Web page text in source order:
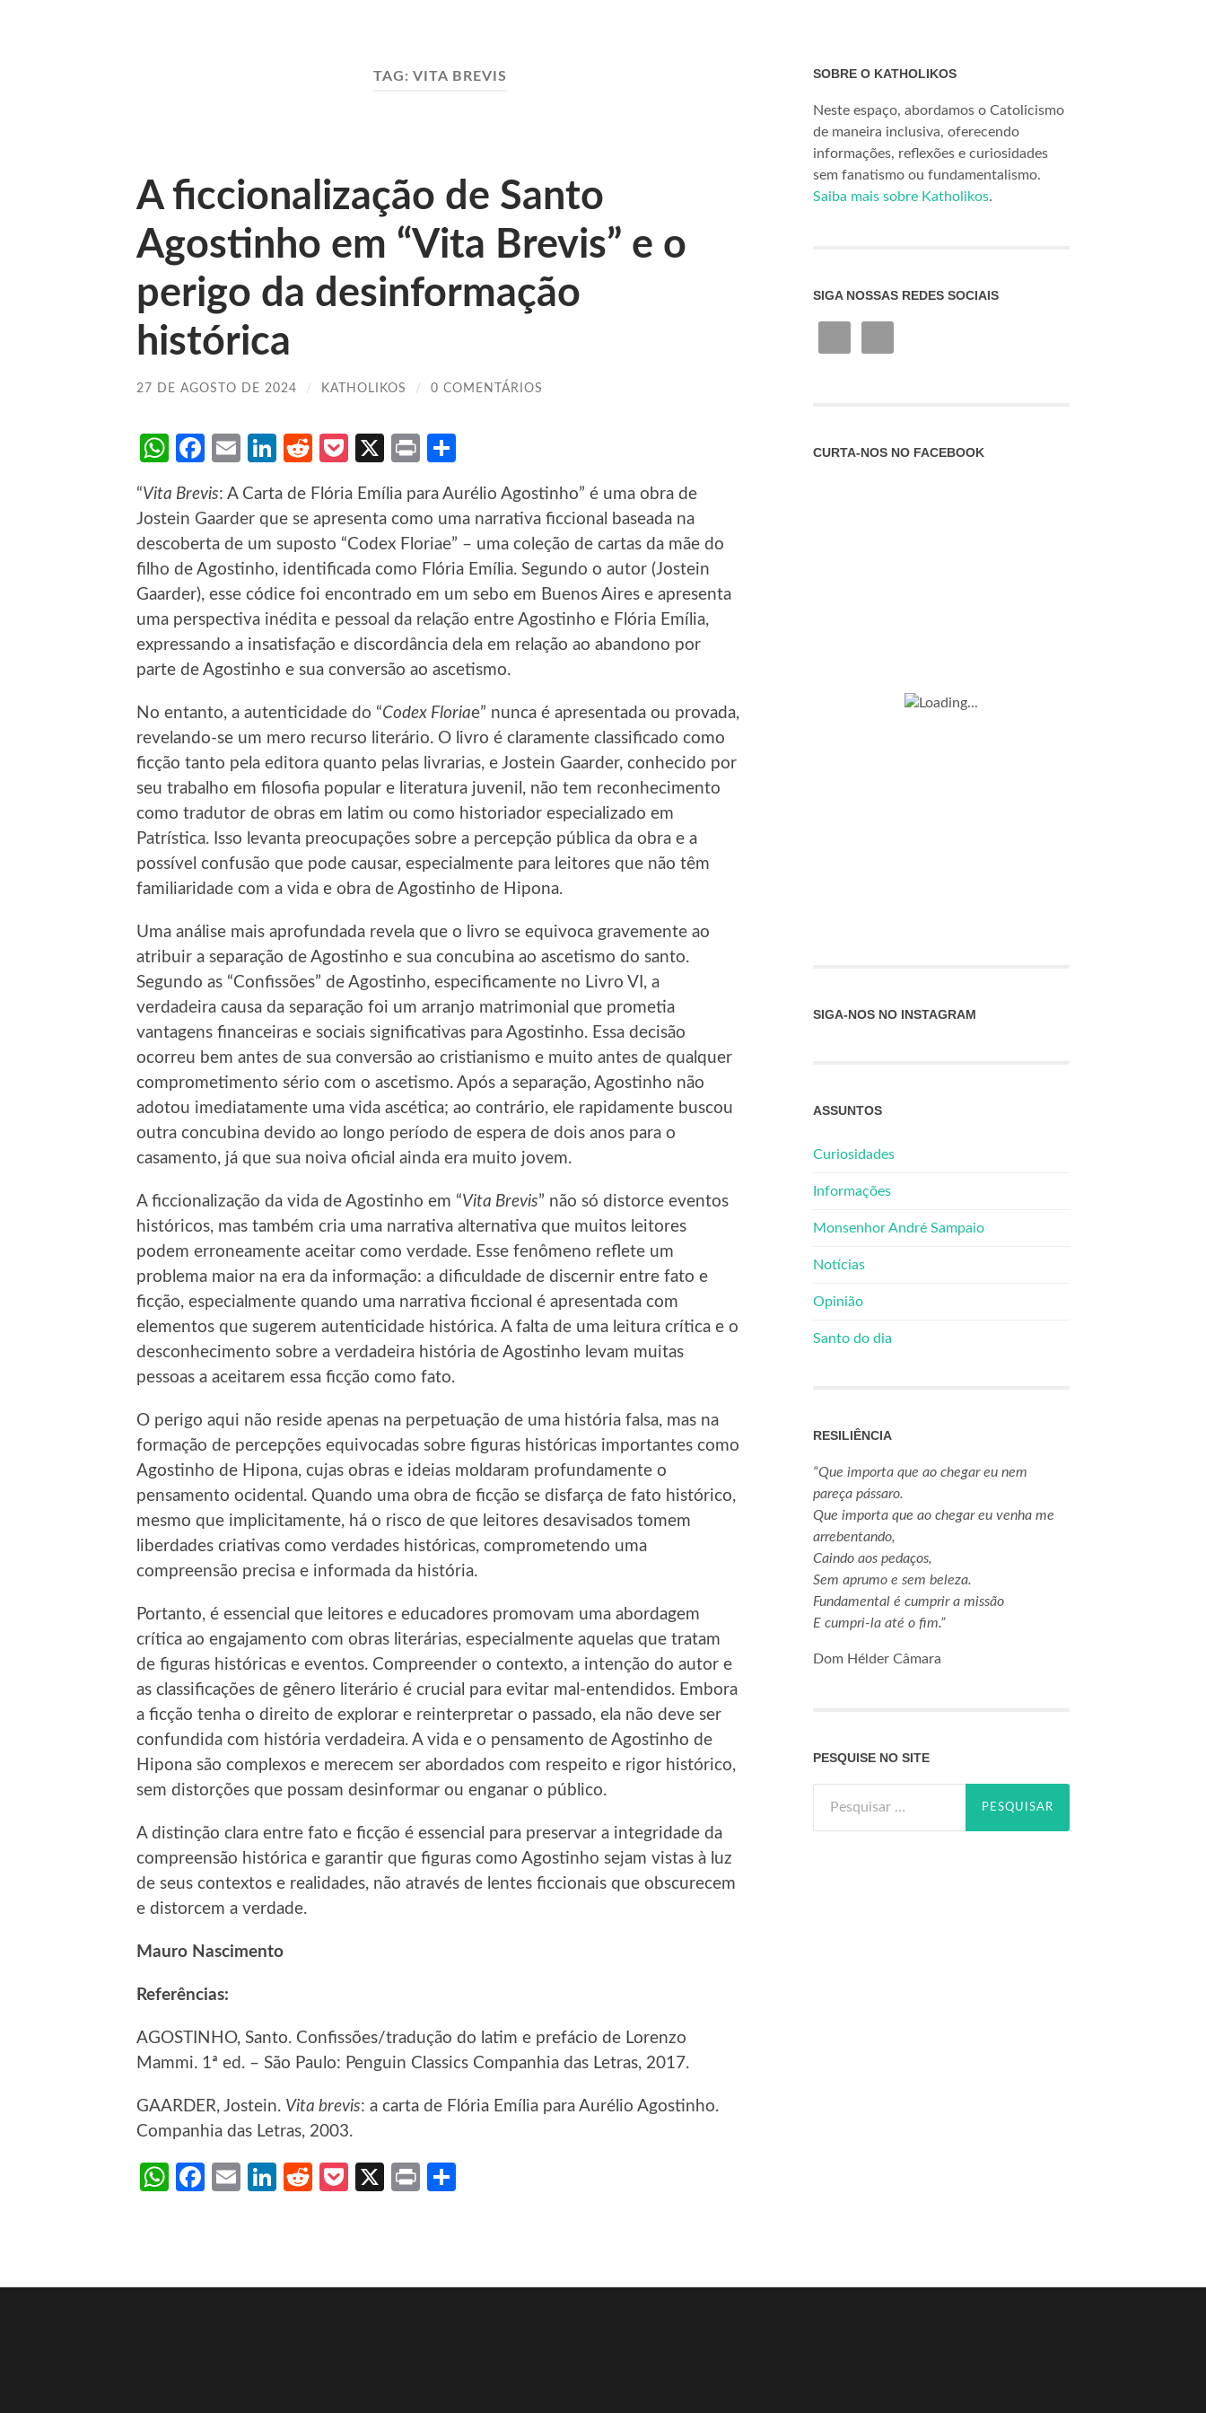
TAG: VITA BREVIS
A ficcionalização de Santo
Agostinho em “Vita Brevis” e o
perigo da desinformação
histórica
27 DE AGOSTO DE 2024 / KATHOLIKOS / 0 COMENTÁRIOS
WhatsApp
Facebook
EmailLinkedIn
RedditPocket
X Print
“Vita Brevis: A Carta de Flória Emília para Aurélio Agostinho” é uma obra de
Jostein Gaarder que se apresenta como uma narrativa ficcional baseada na
descoberta de um suposto “Codex Floriae” – uma coleção de cartas da mãe do
filho de Agostinho, identificada como Flória Emília. Segundo o autor (Jostein
Gaarder), esse códice foi encontrado em um sebo em Buenos Aires e apresenta
uma perspectiva inédita e pessoal da relação entre Agostinho e Flória Emília,
expressando a insatisfação e discordância dela em relação ao abandono por
parte de Agostinho e sua conversão ao ascetismo.
No entanto, a autenticidade do “Codex Floriae” nunca é apresentada ou provada,
revelando-se um mero recurso literário. O livro é claramente classificado como
ficção tanto pela editora quanto pelas livrarias, e Jostein Gaarder, conhecido por
seu trabalho em filosofia popular e literatura juvenil, não tem reconhecimento
como tradutor de obras em latim ou como historiador especializado em
Patrística. Isso levanta preocupações sobre a percepção pública da obra e a
possível confusão que pode causar, especialmente para leitores que não têm
familiaridade com a vida e obra de Agostinho de Hipona.
Uma análise mais aprofundada revela que o livro se equivoca gravemente ao
atribuir a separação de Agostinho e sua concubina ao ascetismo do santo.
Segundo as “Confissões” de Agostinho, especificamente no Livro VI, a
verdadeira causa da separação foi um arranjo matrimonial que prometia
vantagens financeiras e sociais significativas para Agostinho. Essa decisão
ocorreu bem antes de sua conversão ao cristianismo e muito antes de qualquer
comprometimento sério com o ascetismo. Após a separação, Agostinho não
adotou imediatamente uma vida ascética; ao contrário, ele rapidamente buscou
outra concubina devido ao longo período de espera de dois anos para o
casamento, já que sua noiva oficial ainda era muito jovem.
A ficcionalização da vida de Agostinho em “Vita Brevis” não só distorce eventos
históricos, mas também cria uma narrativa alternativa que muitos leitores
podem erroneamente aceitar como verdade. Esse fenômeno reflete um
problema maior na era da informação: a dificuldade de discernir entre fato e
ficção, especialmente quando uma narrativa ficcional é apresentada com
elementos que sugerem autenticidade histórica. A falta de uma leitura crítica e o
desconhecimento sobre a verdadeira história de Agostinho levam muitas
pessoas a aceitarem essa ficção como fato.
O perigo aqui não reside apenas na perpetuação de uma história falsa, mas na
formação de percepções equivocadas sobre figuras históricas importantes como
Agostinho de Hipona, cujas obras e ideias moldaram profundamente o
pensamento ocidental. Quando uma obra de ficção se disfarça de fato histórico,
mesmo que implicitamente, há o risco de que leitores desavisados tomem
liberdades criativas como verdades históricas, comprometendo uma
compreensão precisa e informada da história.
Portanto, é essencial que leitores e educadores promovam uma abordagem
crítica ao engajamento com obras literárias, especialmente aquelas que tratam
de figuras históricas e eventos. Compreender o contexto, a intenção do autor e
as classificações de gênero literário é crucial para evitar mal-entendidos. Embora
a ficção tenha o direito de explorar e reinterpretar o passado, ela não deve ser
confundida com história verdadeira. A vida e o pensamento de Agostinho de
Hipona são complexos e merecem ser abordados com respeito e rigor histórico,
sem distorções que possam desinformar ou enganar o público.
A distinção clara entre fato e ficção é essencial para preservar a integridade da
compreensão histórica e garantir que figuras como Agostinho sejam vistas à luz
de seus contextos e realidades, não através de lentes ficcionais que obscurecem
e distorcem a verdade.
Mauro Nascimento
Referências:
AGOSTINHO, Santo. Confissões/tradução do latim e prefácio de Lorenzo
Mammi. 1ª ed. – São Paulo: Penguin Classics Companhia das Letras, 2017.
GAARDER, Jostein. Vita brevis: a carta de Flória Emília para Aurélio Agostinho.
Companhia das Letras, 2003.
WhatsApp
Facebook
EmailLinkedIn
RedditPocket
X Print
SOBRE O KATHOLIKOS
Neste espaço, abordamos o Catolicismo
de maneira inclusiva, oferecendo
informações, reflexões e curiosidades
sem fanatismo ou fundamentalismo.
Saiba mais sobre Katholikos.
SIGA NOSSAS REDES SOCIAIS
CURTA-NOS NO FACEBOOK
SIGA-NOS NO INSTAGRAM
ASSUNTOS
Curiosidades
Informações
Monsenhor André Sampaio
Notícias
Opinião
Santo do dia
RESILIÊNCIA
“Que importa que ao chegar eu nem
pareça pássaro.
Que importa que ao chegar eu venha me
arrebentando,
Caindo aos pedaços,
Sem aprumo e sem beleza.
Fundamental é cumprir a missão
E cumpri-la até o fim.”
Dom Hélder Câmara
PESQUISE NO SITE
por: